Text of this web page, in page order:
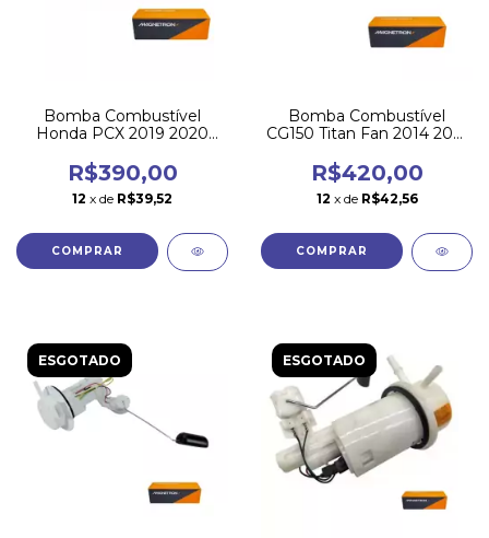
Bomba Combustível
Honda PCX 2019 2020
R$390,00
12 x de R$39,52
Bomba Combustível
CG150 Titan Fan 2014 2015
R$420,00
12 x de R$42,56
ESGOTADO ESGOTADO